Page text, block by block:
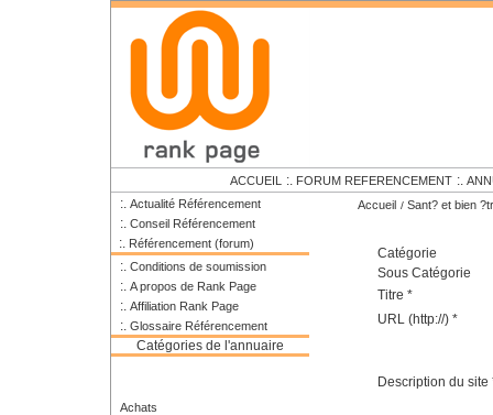
ACCUEIL :. FORUM REFERENCEMENT :.
:. Actualité Référencement
:. Conseil Référencement
:. Référencement (forum)
:. Conditions de soumission
:. A propos de Rank Page
:. Affiliation Rank Page
:. Glossaire Référencement
Catégories de l'annuaire
Achats
Accueil / Sant? et bien
Catégorie
Sous Catégorie
Titre *
URL (http://) *
Description du site